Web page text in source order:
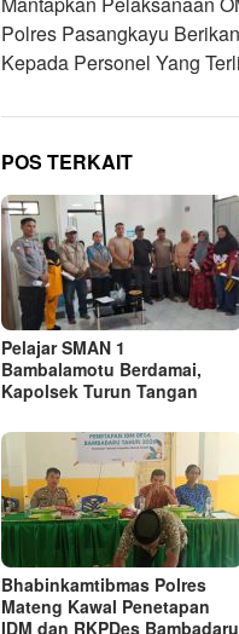
pos
Polres Pasangkayu
Kepada Personel Yang
POS TERKAIT
Pelajar SMAN 1
Bambalamotu Berdamai,
Kapolsek Turun Tangan
Bhabinkamtibmas Polres
Mateng Kawal Penetapan
IDM dan RKPDes Bambadaru